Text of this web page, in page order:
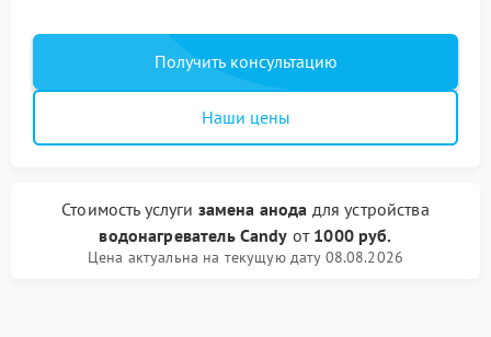
Получить консультацию
Наши цены
Стоимость услуги замена анода для устройства
водонагреватель Candy от 1000 руб.
Цена актуальна на текущую дату 08.08.2026